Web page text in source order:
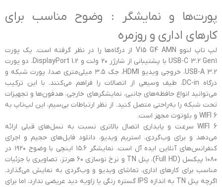
پورت‌ها و نمایشگر : وضوح مناسب برای
کارهای اداری و روزمره
لپ تاپ لنوو V15 G4 AMN از درگاه‌ها را در نظر گرفته است. یک پورت
USB-C 3.2 Gen1 با پشتیبانی از شارژر ۲۰ ولت و DisplayPort 1.2، دو پورت
USB-A 3.2، خروجی ویدیو HDMI، جک ۳.۵ میلی‌متری صدا، پورت شبکه و
درگاه DC-in، طیف وسیعی از اتصالات را فراهم می‌کنند. با این ترکیب
می‌توانید انواع حافظه‌های جانبی، نمایشگرهای خارجی، هدفون‌ها و تجهیزات
تحت شبکه را به‌راحتی متصل کنید. از نظر ارتباطات بی‌سیم، این لپ‌تاپ به
WIFI 6 و بلوتوث مجهز است.
WIFI 6 سرعت و پایداری اتصال بالاتری نسبت به نسل‌های قبلی ارائه
می‌دهد و برای وب‌گردی، استریم ویدیو، دانلود فایل‌های حجیم و اجرای
کنفرانس‌های آنلاین ایده آل است. نمایشگر ۱۵.۶ اینچی با وضوح ۱۹۲۰ در
۱۰۸۰ پیکسل (Full HD)، پنل TN و نرخ نوسازی ۶۰ هرتز، تصاویری با جزئیات
مناسب برای کارهای اداری، تماشای ویدیو و وب‌گردی به نمایش می‌گذارد.
اگرچه پنل TN به اندازه IPS گستره رنگی یا زاویه دید عریضی ندارد، اما برای